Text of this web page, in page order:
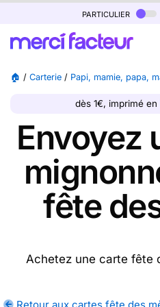
particulier
🏠 / Carterie / Papi, mamie, papa,
dès 1€, imprimé en
Envoyez
fête
Achetez une carte fête